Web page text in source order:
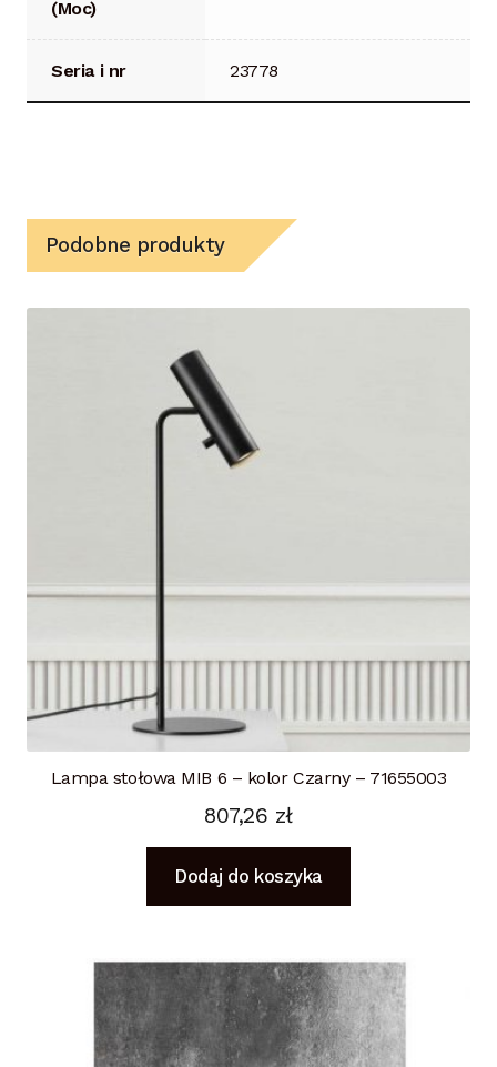
(Moc)
Seria i nr 23778
Podobne produkty
Lampa stołowa MIB 6 – kolor Czarny – 71655003
807,26 zł
Dodaj do koszyka